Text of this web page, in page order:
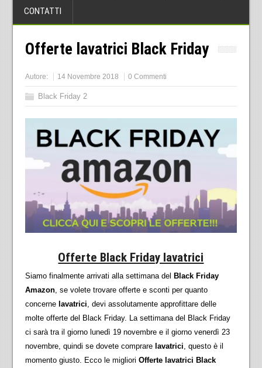
CONTATTI
Offerte lavatrici Black Friday
Autore: 14 Novembre 2018 0 Commenti
Black Friday 2
Offerte Black Friday lavatrici
Siamo finalmente arrivati alla settimana del Black Friday
Amazon, se volete trovare offerte e sconti per quanto
concerne lavatrici , devi assolutamente approfittare delle
molte offerte del Black Friday. La settimana del Black Friday
ci sarà tra il giorno lunedì 19 novembre e il giorno venerdì 23
novembre, quindi se dovete comprare lavatrici , questo è il
momento giusto. Ecco le migliori Offerte lavatrici Black